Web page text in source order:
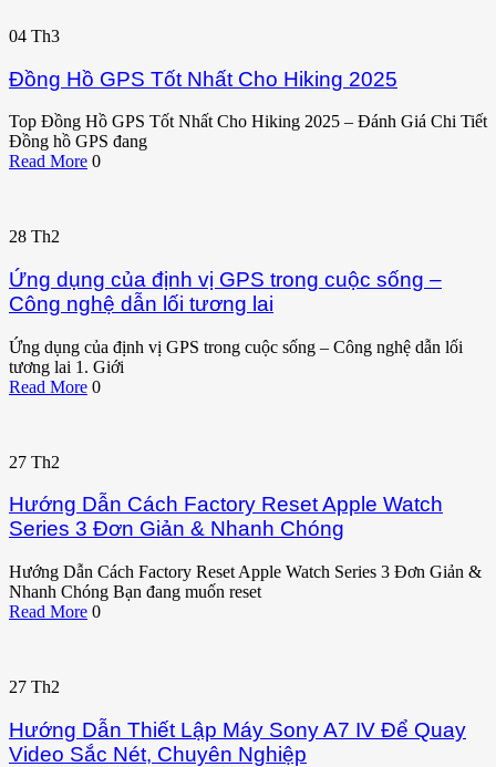
04 Th3
Đồng Hồ GPS Tốt Nhất Cho Hiking 2025
Top Đồng Hồ GPS Tốt Nhất Cho Hiking 2025 – Đánh Giá Chi Tiết
Đồng hồ GPS đang
Read More 0
28 Th2
Ứng dụng của định vị GPS trong cuộc sống –
Công nghệ dẫn lối tương lai
Ứng dụng của định vị GPS trong cuộc sống – Công nghệ dẫn lối
tương lai 1. Giới
Read More 0
27 Th2
Hướng Dẫn Cách Factory Reset Apple Watch
Series 3 Đơn Giản & Nhanh Chóng
Hướng Dẫn Cách Factory Reset Apple Watch Series 3 Đơn Giản &
Nhanh Chóng Bạn đang muốn reset
Read More 0
27 Th2
Hướng Dẫn Thiết Lập Máy Sony A7 IV Để Quay
Video Sắc Nét, Chuyên Nghiệp